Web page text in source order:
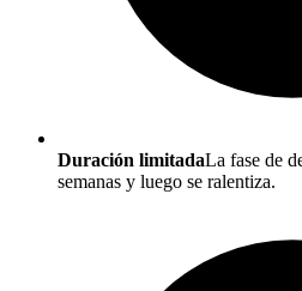
Duración limitadaLa fase de
semanas y luego se ralentiza.